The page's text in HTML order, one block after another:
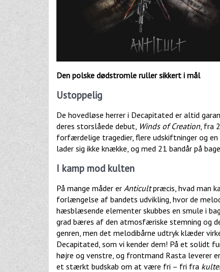
Den polske dødstromle ruller sikkert i mål
Ustoppelig
De hovedløse herrer i Decapitated er altid
deres storslåede debut, Winds of Creation , fra
forfærdelige tragedier, flere udskiftninger og
lader sig ikke knække, og med 21 bandår på
I kamp mod kulten
På mange måder er Anticultpræcis, hvad man
forlængelse af bandets udvikling, hvor de
hæsblæsende elementer skubbes en smule i
grad bæres af den atmosfæriske stemning og
genren, men det melodibårne udtryk klæder
Decapitated, som vi kender dem! På et solidt
højre og venstre, og frontmand Rasta leverer
et stærkt budskab om at være fri – fri fra